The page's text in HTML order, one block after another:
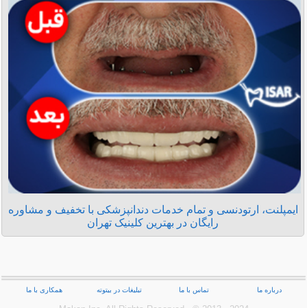
ایمپلنت، ارتودنسی و تمام خدمات دندانپزشکی با تخفیف و مشاوره
رایگان در بهترین کلینیک تهران
درباره ما تماس با ما تبلیغات در بیتوته همکاری با ما